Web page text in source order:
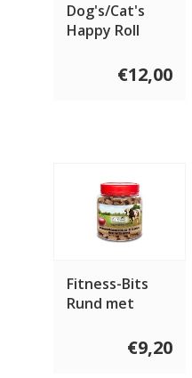
Dog's/Cat's
Happy Roll
€12,00
Fitness-Bits
Rund met
€9,20